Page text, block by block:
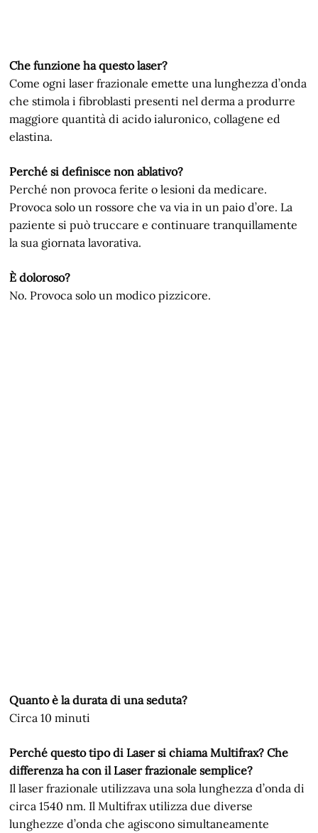
Che funzione ha questo laser?
Come ogni laser frazionale emette una lunghezza d’onda
che stimola i fibroblasti presenti nel derma a produrre
maggiore quantità di acido ialuronico, collagene ed
elastina.
Perché si definisce non ablativo?
Perché non provoca ferite o lesioni da medicare.
Provoca solo un rossore che va via in un paio d’ore. La
paziente si può truccare e continuare tranquillamente
la sua giornata lavorativa.
È doloroso?
No. Provoca solo un modico pizzicore.
Quanto è la durata di una seduta?
Circa 10 minuti
Perché questo tipo di Laser si chiama Multifrax? Che
differenza ha con il Laser frazionale semplice?
Il laser frazionale utilizzava una sola lunghezza d’onda di
circa 1540 nm. Il Multifrax utilizza due diverse
lunghezze d’onda che agiscono simultaneamente